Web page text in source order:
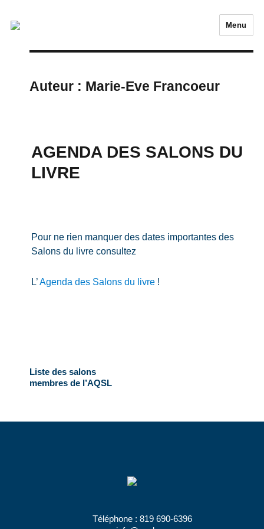
Menu
Auteur : Marie-Eve Francoeur
AGENDA DES SALONS DU
LIVRE
Pour ne rien manquer des dates importantes des
Salons du livre consultez
L’Agenda des Salons du livre!
Liste des salons
membres de l’AQSL
Téléphone : 819 690-6396